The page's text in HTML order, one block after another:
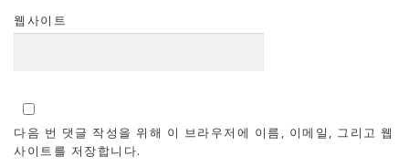
웹사이트
다음 번 댓글 작성을 위해 이 브라우저에 이름, 이메일, 그리고 웹
사이트를 저장합니다.